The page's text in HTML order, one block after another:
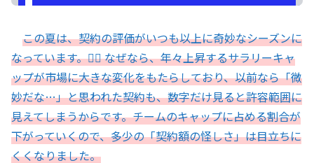
この夏は、契約の評価がいつも以上に奇妙なシーズンに
なっています。😵‍💫 なぜなら、年々上昇するサラリーキャ
ップが市場に大きな変化をもたらしており、以前なら「微
妙だな…」と思われた契約も、数字だけ見ると許容範囲に
見えてしまうからです。チームのキャップに占める割合が
下がっていくので、多少の「契約額の怪しさ」は目立ちに
くくなりました。